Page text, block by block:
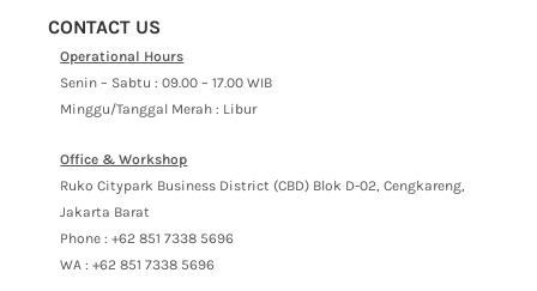
CONTACT US
Operational Hours
Senin – Sabtu : 09.00 – 17.00 WIB
Minggu/Tanggal Merah : Libur
Office & Workshop
Ruko Citypark Business District (CBD) Blok D-02, Cengkareng,
Jakarta Barat
Phone : +62 851 7338 5696
WA : +62 851 7338 5696